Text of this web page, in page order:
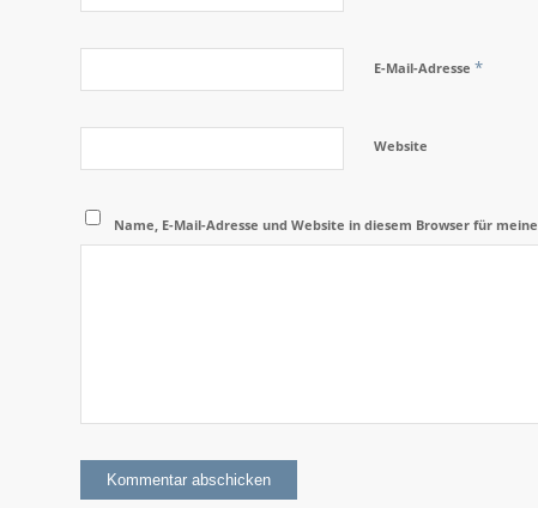
E-Mail-Adresse *
Website
Name, E-Mail-Adresse und Website in diesem Browser für